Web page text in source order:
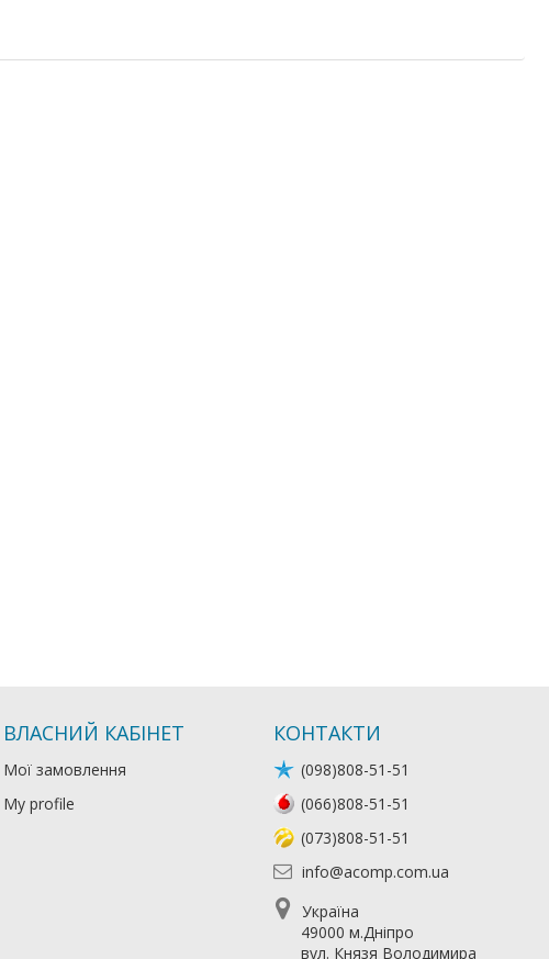
ВЛАСНИЙ КАБІНЕТ
Мої замовлення
My profile
КОНТАКТИ
(098)808-51-51
(066)808-51-51
(073)808-51-51
info@acomp.com.ua
Україна
49000 м.Дніпро
вул. Князя Володимира